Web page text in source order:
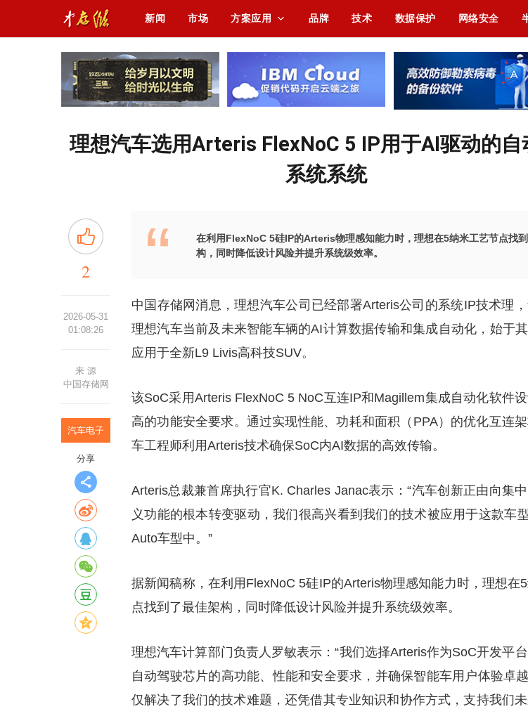
新闻 市场 方案应用 品牌 技术 数据保护 网络安全
理想汽车选用Arteris FlexNoC 5 IP用于AI驱动的自
系统系统
2
2026-05-31
01:08:26
来 源
中国存储网
汽车电子
分享
在利用FlexNoC 5硅IP的Arteris物理感知能力时，理想在5纳米工艺节点找
构，同时降低设计风险并提升系统级效率。
中国存储网消息，理想汽车公司已经部署Arteris公司的系统IP技术理
理想汽车当前及未来智能车辆的AI计算数据传输和集成自动化，始于其
应用于全新L9 Livis高科技SUV。
该SoC采用Arteris FlexNoC 5 NoC互连IP和Magillem集成自动化软件
高的功能安全要求。通过实现性能、功耗和面积（PPA）的优化互连
车工程师利用Arteris技术确保SoC内AI数据的高效传输。
Arteris总裁兼首席执行官K. Charles Janac表示：“汽车创新正由向集
义功能的根本转变驱动，我们很高兴看到我们的技术被应用于这款车
Auto车型中。”
据新闻稿称，在利用FlexNoC 5硅IP的Arteris物理感知能力时，理想在
点找到了最佳架构，同时降低设计风险并提升系统级效率。
理想汽车计算部门负责人罗敏表示：“我们选择Arteris作为SoC开发平
自动驾驶芯片的高功能、性能和安全要求，并确保智能车用户体验卓
仅解决了我们的技术难题，还凭借其专业知识和协作方式，支持我们